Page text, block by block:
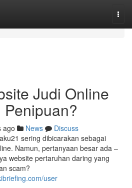
Judi Online
ago News
Discuss
sering dibicarakan sebagai
Namun, pertanyaan besar ada –
website pertaruhan daring yang
scam?
user